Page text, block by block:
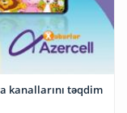
kanallarını təqdim